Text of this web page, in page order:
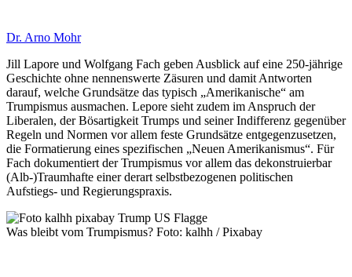
Dr. Arno Mohr
Jill Lapore und Wolfgang Fach geben Ausblick auf eine 250-jährige
Geschichte ohne nennenswerte Zäsuren und damit Antworten
darauf, welche Grundsätze das typisch „Amerikanische“ am
Trumpismus ausmachen. Lepore sieht zudem im Anspruch der
Liberalen, der Bösartigkeit Trumps und seiner Indifferenz gegenüber
Regeln und Normen vor allem feste Grundsätze entgegenzusetzen,
die Formatierung eines spezifischen „Neuen Amerikanismus“. Für
Fach dokumentiert der Trumpismus vor allem das dekonstruierbar
(Alb-)Traumhafte einer derart selbstbezogenen politischen
Aufstiegs- und Regierungspraxis.
Was bleibt vom Trumpismus? Foto: kalhh / Pixabay